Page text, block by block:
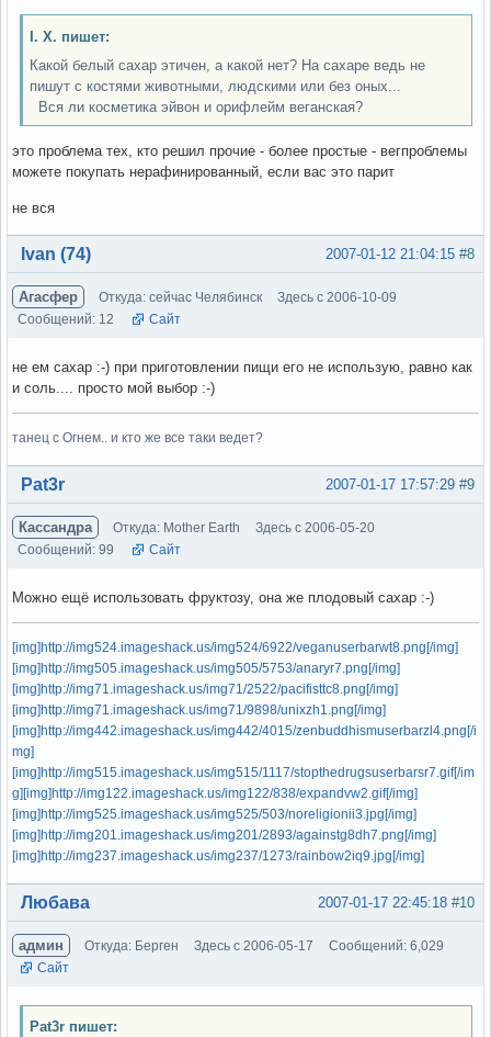
І. Х. пишет:
Какой белый сахар этичен, а какой нет? На сахаре ведь не
пишут с костями животными, людскими или без оных...
Вся ли косметика эйвон и орифлейм веганская?
это проблема тех, кто решил прочие - более простые - вегпроблемы
можете покупать нерафинированный, если вас это парит
не вся
Вне форума #8
2007-01-12 21:04:15
Ivan (74)
Агасфер Откуда: сейчас Челябинск
Здесь с 2006-10-09
Сообщений: 12
Сайт
не ем сахар :-) при приготовлении пищи его не использую, равно как
и соль.... просто мой выбор :-)
танец с Огнем.. и кто же все таки ведет?
Вне форума #9
2007-01-17 17:57:29
Pat3r
Кассандра Откуда: Mother Earth
Здесь с 2006-05-20
Сообщений: 99
Сайт
Можно ещё использовать фруктозу, она же плодовый сахар :-)
[img]http://img524.imageshack.us/img524/6922/veganuserbarwt8.png[/img]
[img]http://img505.imageshack.us/img505/5753/anaryr7.png[/img]
[img]http://img71.imageshack.us/img71/2522/pacifisttc8.png[/img]
[img]http://img71.imageshack.us/img71/9898/unixzh1.png[/img]
[img]http://img442.imageshack.us/img442/4015/zenbuddhismuserbarzl4.png[/i
mg]
[img]http://img515.imageshack.us/img515/1117/stopthedrugsuserbarsr7.gif[/im
g] [img]http://img122.imageshack.us/img122/838/expandvw2.gif[/img]
[img]http://img525.imageshack.us/img525/503/noreligionii3.jpg[/img]
[img]http://img201.imageshack.us/img201/2893/againstg8dh7.png[/img]
[img]http://img237.imageshack.us/img237/1273/rainbow2iq9.jpg[/img]
Вне форума #10
2007-01-17 22:45:18
Любава
админ Откуда: Берген Здесь с 2006-05-17
Сообщений: 6,029
Сайт
Pat3r пишет: